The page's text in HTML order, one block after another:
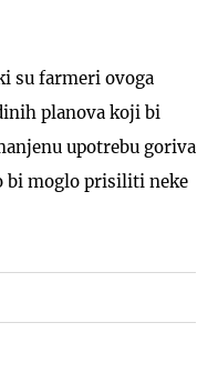
su farmeri ovoga
planova koji bi
upotrebu goriva
bi moglo prisiliti neke